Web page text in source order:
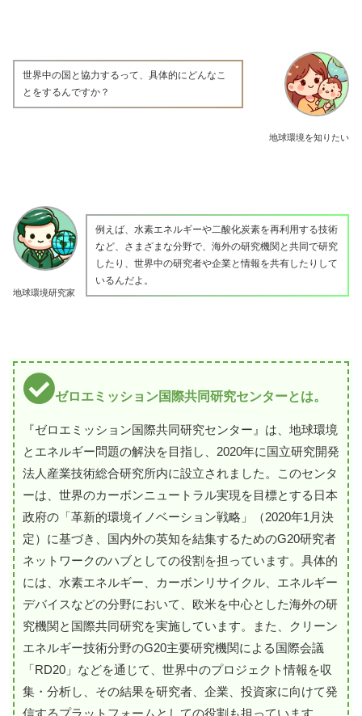
地球環境を知りたい
世界中の国と協力するって、具体的にどんなこ
とをするんですか？
地球環境研究家
例えば、水素エネルギーや二酸化炭素を再利用する技術
など、さまざまな分野で、海外の研究機関と共同で研究
したり、世界中の研究者や企業と情報を共有したりして
いるんだよ。
ゼロエミッション国際共同研究センターとは。
『ゼロエミッション国際共同研究センター』は、地球環境
とエネルギー問題の解決を目指し、2020年に国立研究開発
法人産業技術総合研究所内に設立されました。このセンタ
ーは、世界のカーボンニュートラル実現を目標とする日本
政府の「革新的環境イノベーション戦略」（2020年1月決
定）に基づき、国内外の英知を結集するためのG20研究者
ネットワークのハブとしての役割を担っています。具体的
には、水素エネルギー、カーボンリサイクル、エネルギー
デバイスなどの分野において、欧米を中心とした海外の研
究機関と国際共同研究を実施しています。また、クリーン
エネルギー技術分野のG20主要研究機関による国際会議
「RD20」などを通じて、世界中のプロジェクト情報を収
集・分析し、その結果を研究者、企業、投資家に向けて発
信するプラットフォームとしての役割も担っています。